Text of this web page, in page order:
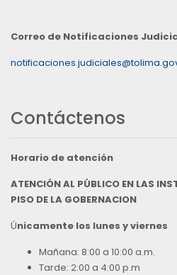
Correo de Notificaciones
Contáctenos
Horario de atención
ATENCIÓN AL PÚBLICO EN LAS
PISO DE LA GOBERNACION
Únicamente los lunes y viernes
Mañana: 8:00 a 10:00 a.m.
Tarde: 2:00 a 4:00 p.m